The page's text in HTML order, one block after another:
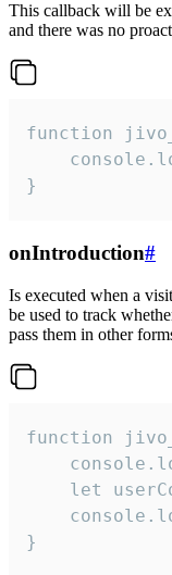
This callback will be
and there was no
function
}
onIntroduction#
Is executed when a
be used to track
pass them in other
function
let
}